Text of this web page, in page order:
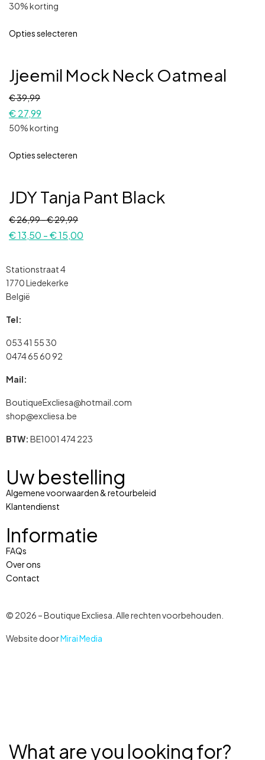
30% korting
Opties selecteren
Jjeemil Mock Neck Oatmeal
€39,99
€27,99
50% korting
Opties selecteren
JDY Tanja Pant Black
€26,99-€29,99
€13,50 -€15,00
Stationstraat 4
1770 Liedekerke
België
Tel:
053 41 55 30
0474 65 60 92
Mail:
BoutiqueExcliesa@hotmail.com
shop@excliesa.be
BTW: BE1001 474 223
Uw bestelling
Algemene voorwaarden & retourbeleid
Klantendienst
Informatie
FAQs
Over ons
Contact
© 2026 – Boutique Excliesa. Alle rechten voorbehouden.
Website doorMirai Media
What are you looking for?